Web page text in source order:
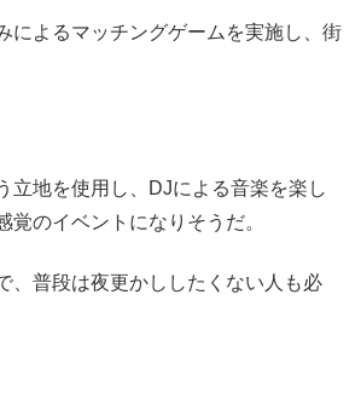
によるマッチングゲームを実施し、街
立地を使用し、DJによる音楽を楽し
覚のイベントになりそうだ。
、普段は夜更かししたくない人も必